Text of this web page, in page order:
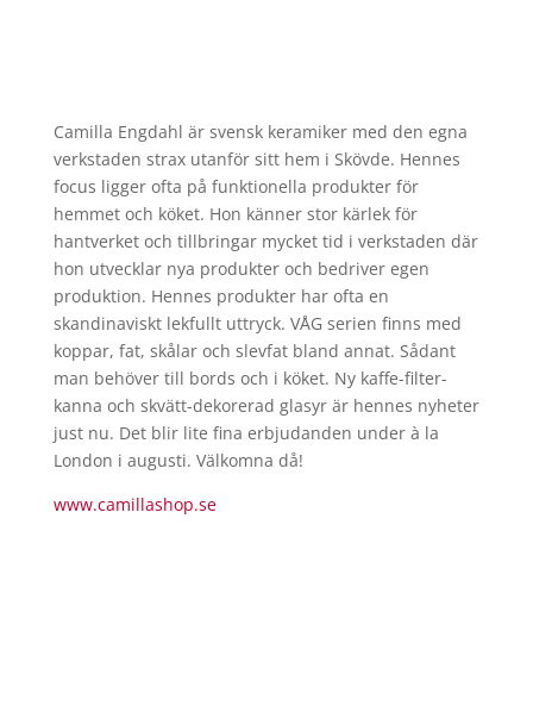
Camilla Engdahl är svensk keramiker med den egna
verkstaden strax utanför sitt hem i Skövde. Hennes
focus ligger ofta på funktionella produkter för
hemmet och köket. Hon känner stor kärlek för
hantverket och tillbringar mycket tid i verkstaden där
hon utvecklar nya produkter och bedriver egen
produktion. Hennes produkter har ofta en
skandinaviskt lekfullt uttryck. VÅG serien finns med
koppar, fat, skålar och slevfat bland annat. Sådant
man behöver till bords och i köket. Ny kaffe-filter-
kanna och skvätt-dekorerad glasyr är hennes nyheter
just nu. Det blir lite fina erbjudanden under à la
London i augusti. Välkomna då!
www.camillashop.se